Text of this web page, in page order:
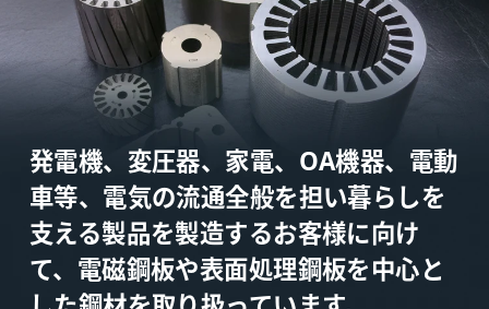
発電機、変圧器、家電、OA機器、電動
車等、 電気の流通全般を担い暮らしを
支える製品を製造するお客様に向け
て、 電磁鋼板や表面処理鋼板を中心と